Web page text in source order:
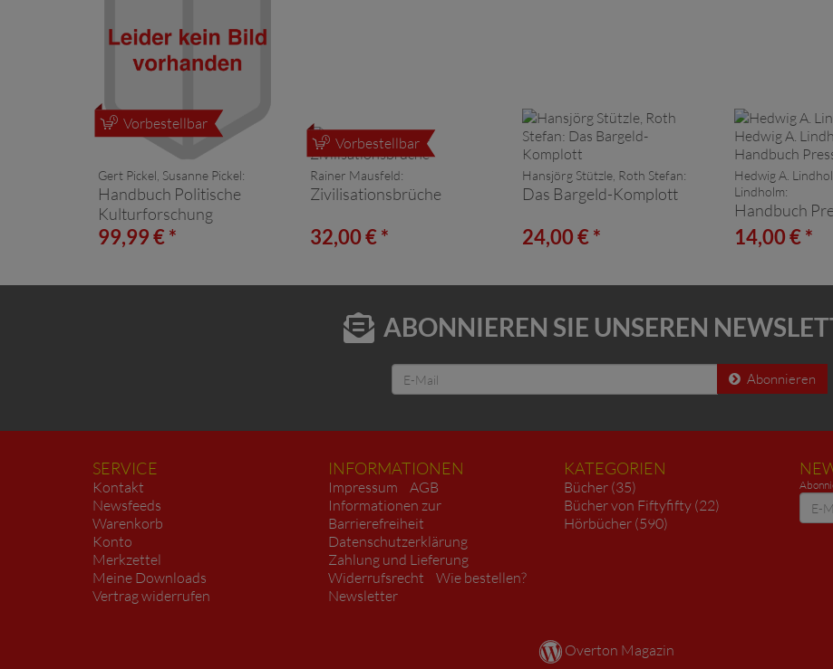
Vorbestellbar
Gert Pickel, Susanne Pickel:
Handbuch Politische
Kulturforschung
99,99 € *
Vorbestellbar
Rainer Mausfeld:
Zivilisationsbrüche
32,00 € *
Hansjörg Stützle, Roth Stefan:
Das Bargeld-Komplott
24,00 € *
Hedwig A.
Lindholm:
Handbuch
14,00 € *
ABONNIEREN SIE UNSEREN
Abonnieren
SERVICE
Kontakt
Newsfeeds
Warenkorb
Konto
Merkzettel
Meine Downloads
Vertrag widerrufen
INFORMATIONEN
Impressum
AGB
Informationen zur
Barrierefreiheit
Datenschutzerklärung
Zahlung und Lieferung
Widerrufsrecht
Wie bestellen?
Newsletter
KATEGORIEN
Bücher (35)
Bücher von Fiftyfifty (22)
Hörbücher (590)
Overton Magazin